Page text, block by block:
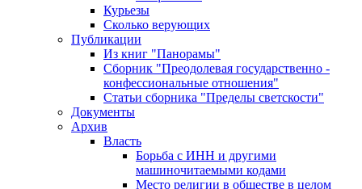
Курьезы
Сколько верующих
Публикации
Из книг "Панорамы"
Сборник "Преодолевая государственно -
конфессиональные отношения"
Статьи сборника "Пределы светскости"
Документы
Архив
Власть
Борьба с ИНН и другими
машиночитаемыми кодами
Место религии в обществе в целом